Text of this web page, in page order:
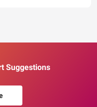
Suggestions